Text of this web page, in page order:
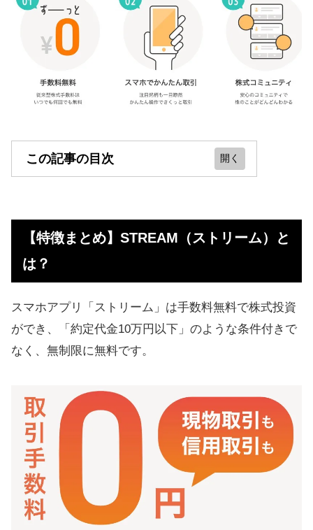
この記事の目次
ム）とは？
STREAMのメリット
ストリームの「手数料ゼロ」は怪し
い？
アプリ「ストリーム」の評判、口コ
運営会社に取材して聞いたこと
STREAMアプリをおすすめできる人
STREAMをおすすめできない人
口座開設にかかる時間は5分で簡単
【まとめ】ストリームの評判と運用
【特徴まとめ】STREAM（ストリーム）と
は？
スマホアプリ「ストリーム」は手数料無料で株式投資
ができ、「約定代金10万円以下」のような条件付きで
なく、無制限に無料です。